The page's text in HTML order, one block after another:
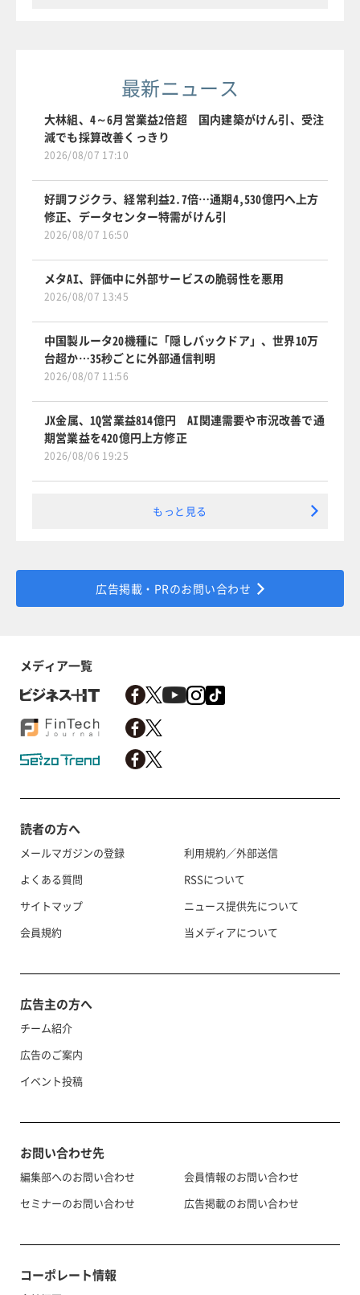
最新ニュース
大林組、4～6月営業益2倍超 国内建築がけん引、受注
減でも採算改善くっきり
2026/08/07 17:10
好調フジクラ、経常利益2.7倍…通期4,530億円へ上方
修正、データセンター特需がけん引
2026/08/07 16:50
メタAI、評価中に外部サービスの脆弱性を悪用
2026/08/07 13:45
中国製ルータ20機種に「隠しバックドア」、世界10万
台超か…35秒ごとに外部通信判明
2026/08/07 11:56
JX金属、1Q営業益814億円 AI関連需要や市況改善で通
期営業益を420億円上方修正
2026/08/06 19:25
もっと見る
広告掲載・PRのお問い合わせ
メディア一覧
読者の方へ
メールマガジンの登録
よくある質問
サイトマップ
会員規約
利用規約／外部送信
RSSについて
ニュース提供先について
当メディアについて
広告主の方へ
チーム紹介
広告のご案内
イベント投稿
お問い合わせ先
編集部へのお問い合わせ
セミナーのお問い合わせ
会員情報のお問い合わせ
広告掲載のお問い合わせ
コーポレート情報